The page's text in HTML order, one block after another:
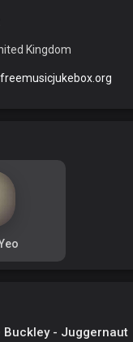
Kingdom
Buckley - Juggernaut